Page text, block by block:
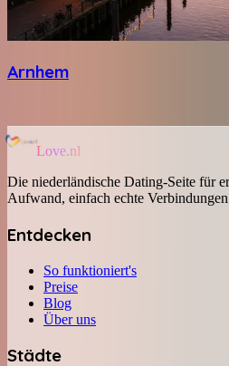
Arnhem
Love.nl
Die niederländische Dating-Seite für
Aufwand, einfach echte
Entdecken
So funktioniert's
Preise
Blog
Über uns
Städte